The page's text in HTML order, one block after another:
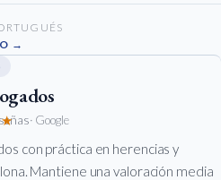
→
· Google
con práctica en herencias y
Mantiene una valoración media